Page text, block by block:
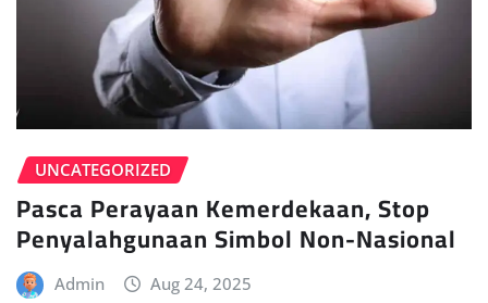
UNCATEGORIZED
Pasca Perayaan Kemerdekaan, Stop
Penyalahgunaan Simbol Non-Nasional
Admin Aug 24, 2025